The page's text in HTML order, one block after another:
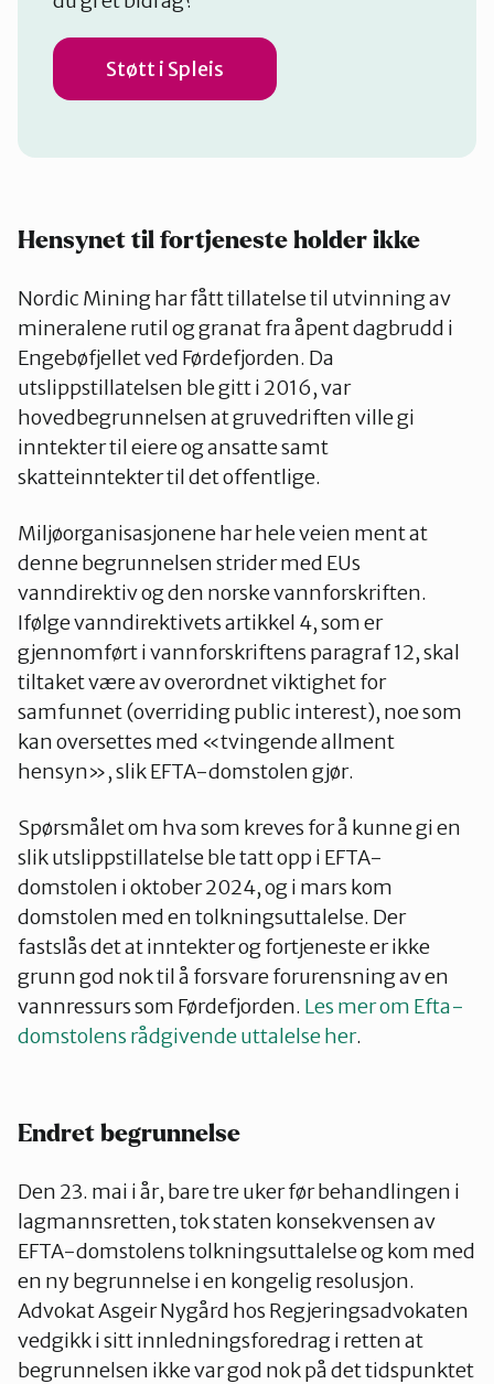
Støtt i Spleis
Hensynet til fortjeneste holder ikke
Nordic Mining har fått tillatelse til utvinning av
mineralene rutil og granat fra åpent dagbrudd i
Engebøfjellet ved Førdefjorden. Da
utslippstillatelsen ble gitt i 2016, var
hovedbegrunnelsen at gruvedriften ville gi
inntekter til eiere og ansatte samt
skatteinntekter til det offentlige.
Miljøorganisasjonene har hele veien ment at
denne begrunnelsen strider med EUs
vanndirektiv og den norske vannforskriften.
Ifølge vanndirektivets artikkel 4, som er
gjennomført i vannforskriftens paragraf 12, skal
tiltaket være av overordnet viktighet for
samfunnet (overriding public interest), noe som
kan oversettes med «tvingende allment
hensyn», slik EFTA-domstolen gjør.
Spørsmålet om hva som kreves for å kunne gi en
slik utslippstillatelse ble tatt opp i EFTA-
domstolen i oktober 2024, og i mars kom
domstolen med en tolkningsuttalelse. Der
fastslås det at inntekter og fortjeneste er ikke
grunn god nok til å forsvare forurensning av en
vannressurs som Førdefjorden. Les mer om Efta-
domstolens rådgivende uttalelse her.
Endret begrunnelse
Den 23. mai i år, bare tre uker før behandlingen i
lagmannsretten, tok staten konsekvensen av
EFTA-domstolens tolkningsuttalelse og kom med
en ny begrunnelse i en kongelig resolusjon.
Advokat Asgeir Nygård hos Regjeringsadvokaten
vedgikk i sitt innledningsforedrag i retten at
begrunnelsen ikke var god nok på det tidspunktet